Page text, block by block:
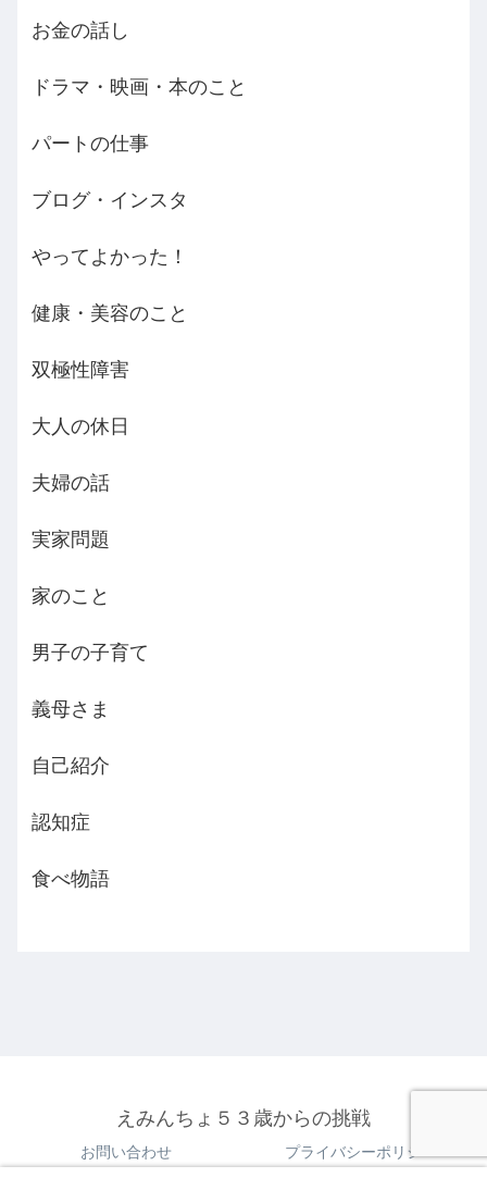
お金の話し
ドラマ・映画・本のこと
パートの仕事
ブログ・インスタ
やってよかった！
健康・美容のこと
双極性障害
大人の休日
夫婦の話
実家問題
家のこと
男子の子育て
義母さま
自己紹介
認知症
食べ物語
えみんちょ５３歳からの挑戦
お問い合わせ プライバシーポリシー